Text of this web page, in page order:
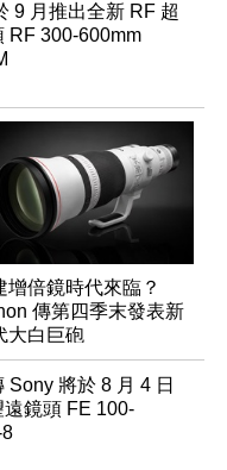
9 月推出全新 RF 超
RF 300-600mm
增倍鏡時代來臨？
傳第四季末發表新
大白巨砲
Sony 將於 8 月 4 日
鏡頭 FE 100-